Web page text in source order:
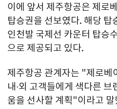
이에 앞서 제주항공은 제로
탑승권을 선보였다. 해당 탑
인천발 국제선 카운터 탑승
으로 제공되고 있다.
제주항공 관계자는 "제로베
내∙외 고객들에게 색다른 브
움을 선사할 계획"이라고 말